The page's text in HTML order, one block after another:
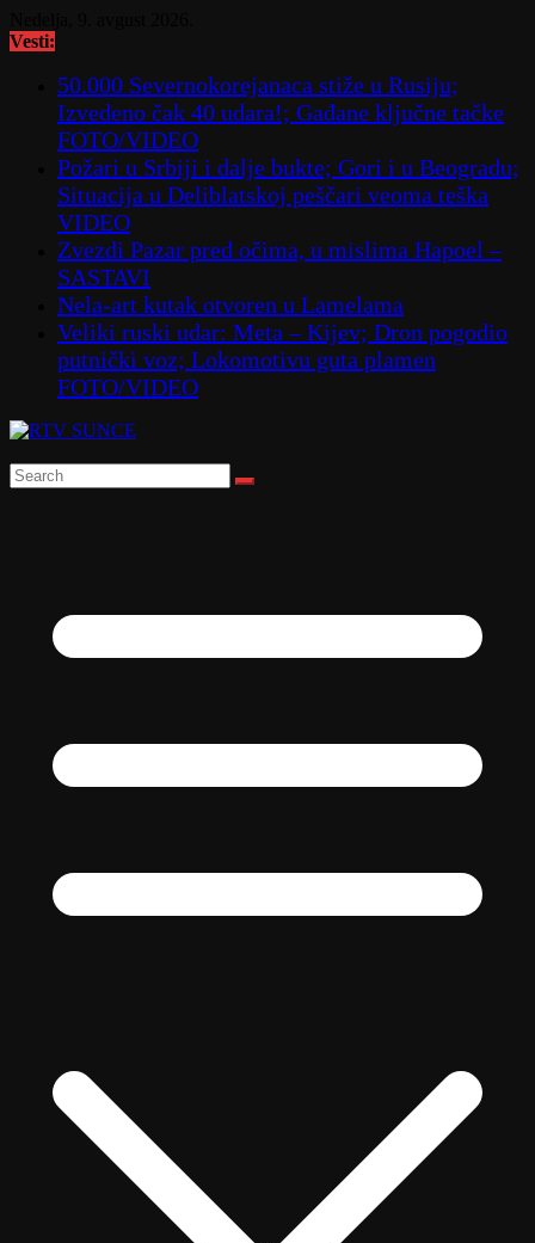
to
Vesti:
50.000 Severnokorejanaca stiže u Rusiju;
Izvedeno čak 40 udara!; Gađane ključne tačke
FOTO/VIDEO
Požari u Srbiji i dalje bukte; Gori i u Beogradu;
Situacija u Deliblatskoj peščari veoma teška
VIDEO
Zvezdi Pazar pred očima, u mislima Hapoel –
SASTAVI
Nela-art kutak otvoren u Lamelama
Veliki ruski udar: Meta – Kijev; Dron pogodio
putnički voz; Lokomotivu guta plamen
FOTO/VIDEO